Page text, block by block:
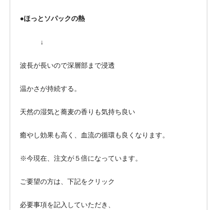
●ほっとソパックの熱
↓
波長が長いので深層部まで浸透
温かさが持続する。
天然の湿気と蕎麦の香りも気持ち良い
癒やし効果も高く、血流の循環も良くなります。
※今現在、注文が５倍になっています。
ご要望の方は、下記をクリック
必要事項を記入していただき、